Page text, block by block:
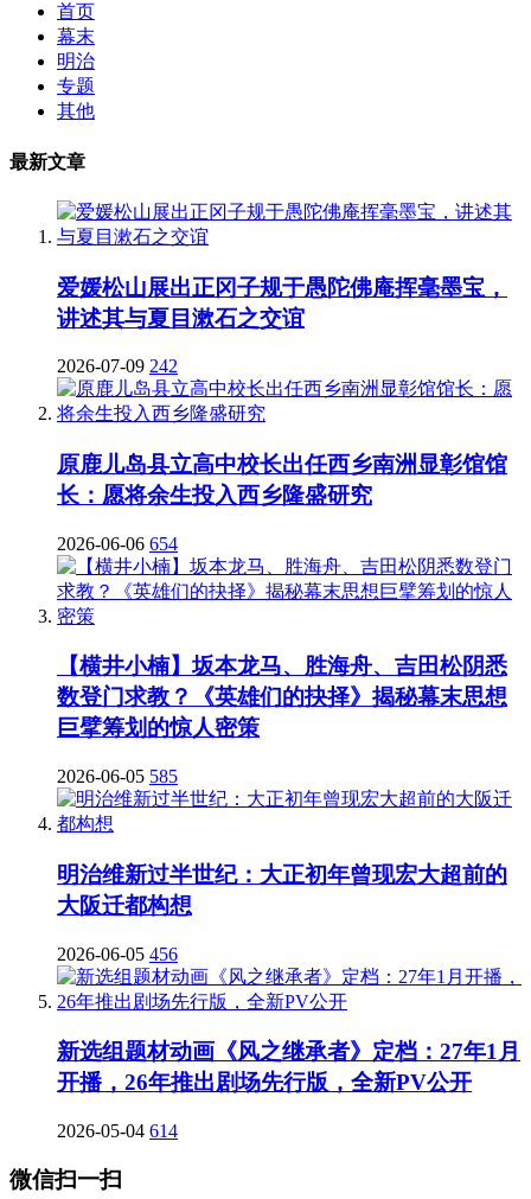
首页
幕末
明治
专题
其他
最新文章
爱媛松山展出正冈子规于愚陀佛庵挥毫墨宝，
讲述其与夏目漱石之交谊
2026-07-09 242
原鹿儿岛县立高中校长出任西乡南洲显彰馆馆
长：愿将余生投入西乡隆盛研究
2026-06-06 654
【横井小楠】坂本龙马、胜海舟、吉田松阴悉
数登门求教？《英雄们的抉择》揭秘幕末思想
巨擘筹划的惊人密策
2026-06-05 585
明治维新过半世纪：大正初年曾现宏大超前的
大阪迁都构想
2026-06-05 456
新选组题材动画《风之继承者》定档：27年1月
开播，26年推出剧场先行版，全新PV公开
2026-05-04 614
微信扫一扫